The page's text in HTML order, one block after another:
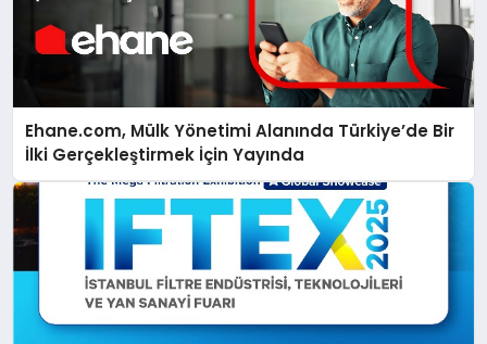
Ehane.com, Mülk Yönetimi Alanında Türkiye’de Bir
İlki Gerçekleştirmek İçin Yayında